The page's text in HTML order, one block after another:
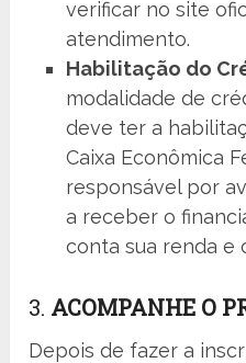
verificar no site
atendimento.
Habilitação do
modalidade de
deve ter a
Caixa Econômica
responsável por
a receber o
conta sua renda e
3. ACOMPANHE O
Depois de fazer a